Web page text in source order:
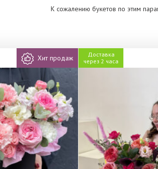
К сожалению букетов по этим
Хит продаж
Доставка
через 2 часа